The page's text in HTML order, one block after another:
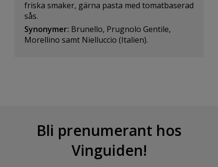
friska smaker, gärna pasta med tomatbaserad
sås.
Synonymer: Brunello, Prugnolo Gentile,
Morellino samt Nielluccio (Italien).
Bli prenumerant hos
Vinguiden!